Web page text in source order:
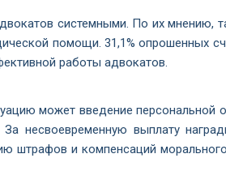
системными. По их мнению,
помощи. 31,1% опрошенных
работы адвокатов.
может введение персональной
За несвоевременную выплату
штрафов и компенсаций